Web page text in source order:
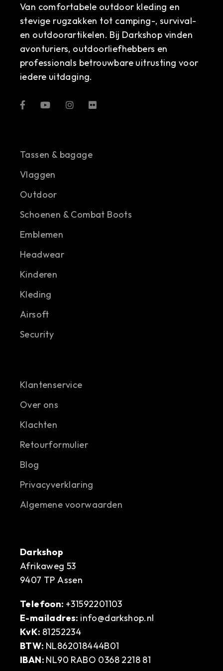
Van comfortabele outdoor kleding en
stevige rugzakken tot camping-, survival-
en outdoorartikelen. Bij Darkshop vinden
avonturiers, outdoorliefhebbers en
professionals betrouwbare uitrusting voor
iedere uitdaging.
Tassen & bagage
Vlaggen
Outdoor
Schoenen & Combat Boots
Emblemen
Headwear
Kinderen
Kleding
Airsoft
Security
Klantenservice
Over ons
Klachten
Retourformulier
Blog
Privacyverklaring
Algemene voorwaarden
Darkshop
Afrikaweg 53
9407 TP Assen
Telefoon: +31592201103
E-mailadres: info@darkshop.nl
KvK: 81252234
BTW: NL862018444B01
IBAN: NL90 RABO 0368 2218 81